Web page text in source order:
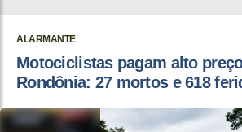
ALARMANTE
Motociclistas pagam alto
Rondônia: 27 mortos e 618